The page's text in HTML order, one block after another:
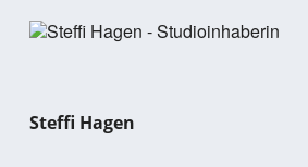
Steffi Hagen